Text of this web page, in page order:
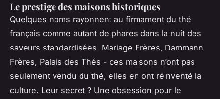
Le prestige des maisons historiques
Quelques noms rayonnent au firmament du thé
français comme autant de phares dans la nuit des
saveurs standardisées. Mariage Frères, Dammann
Frères, Palais des Thés - ces maisons n’ont pas
seulement vendu du thé, elles en ont réinventé la
culture. Leur secret ? Une obsession pour le